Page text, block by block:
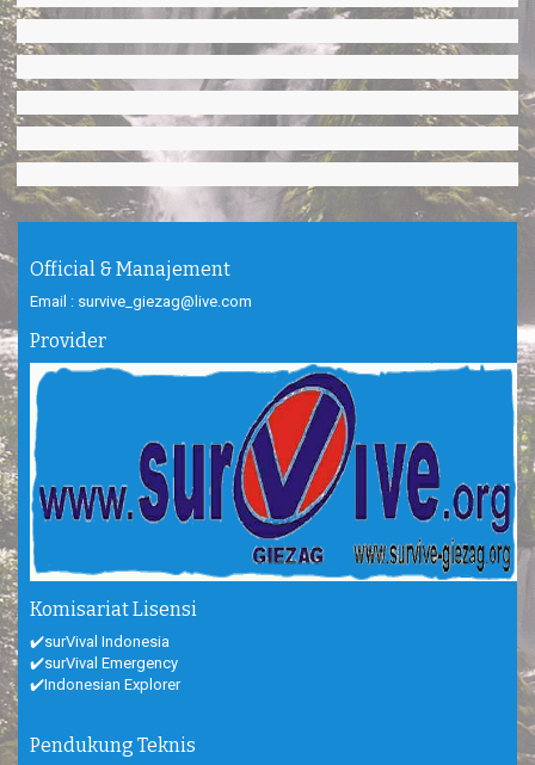
Official & Manajement
Email : survive_giezag@live.com
Provider
Komisariat Lisensi
✔️surVival Indonesia
✔️surVival Emergency
✔️Indonesian Explorer
Pendukung Teknis